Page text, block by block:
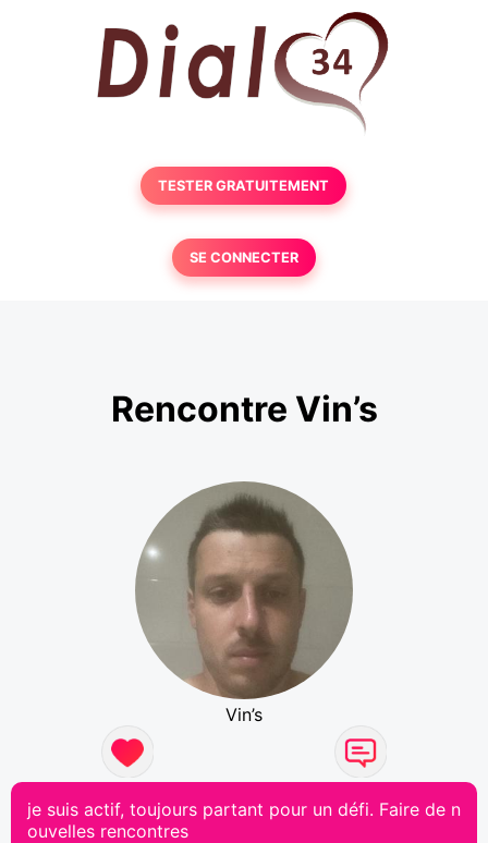
TESTER GRATUITEMENT
SE CONNECTER
Rencontre Vin’s
Vin’s
je suis actif, toujours partant pour un défi. Faire de n
ouvelles rencontres